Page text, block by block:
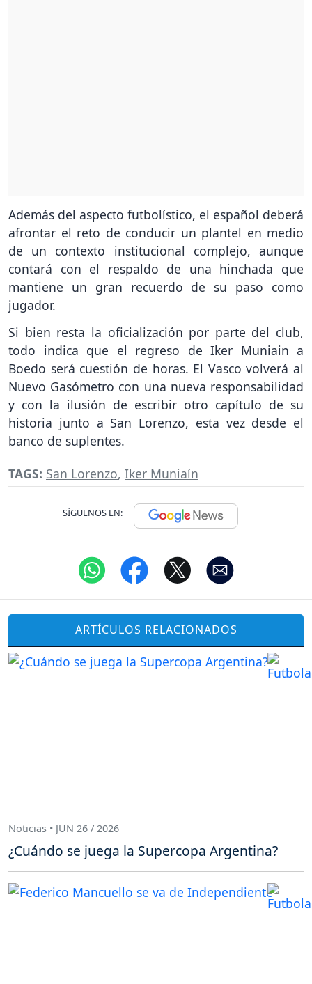
Además del aspecto futbolístico, el español deberá
afrontar el reto de conducir un plantel en medio
de un contexto institucional complejo, aunque
contará con el respaldo de una hinchada que
mantiene un gran recuerdo de su paso como
jugador.
Si bien resta la oficialización por parte del club,
todo indica que el regreso de Iker Muniain a
Boedo será cuestión de horas. El Vasco volverá al
Nuevo Gasómetro con una nueva responsabilidad
y con la ilusión de escribir otro capítulo de su
historia junto a San Lorenzo, esta vez desde el
banco de suplentes.
TAGS: San Lorenzo, Iker Muniaín
SÍGUENOS EN:
ARTÍCULOS RELACIONADOS
Noticias • JUN 26 / 2026
¿Cuándo se juega la Supercopa Argentina?